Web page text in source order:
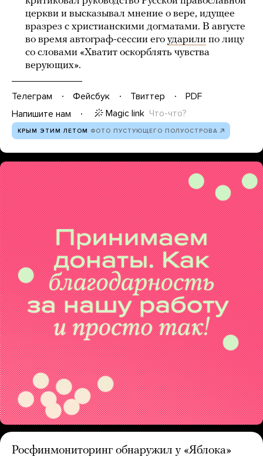
церкви и высказывал мнение о вере, идущее
вразрез с христианскими догматами. В августе
во время автограф-сессии его ударили по лицу
со словами «Хватит оскорблять чувства
верующих».
Телеграм Фейсбук Твиттер
PDF
Напишите нам
Magic link Что-что?
КРЫМ ЭТИМ ЛЕТОМ ФОТО ПУСТУЮЩЕГО ПОЛУОСТРОВА
Росфинмониторинг обнаружил у «Яблока»